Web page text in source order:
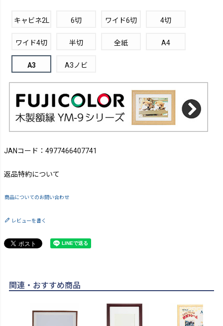
キャビネ2L 6切 ワイド6切 4切
ワイド4切 半切 全紙 A4
A3 A3ノビ
JANコード：4977466407741
返品特約について
商品についてのお問い合わせ
レビューを書く
関連・おすすめ商品